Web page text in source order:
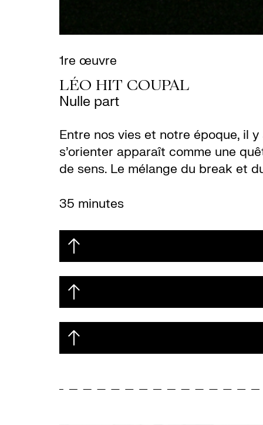
1re œuvre
LÉO HIT COUPAL
Nulle part
Entre nos vies et notre époque, il
s’orienter apparaît comme une
de sens. Le mélange du break et
35 minutes